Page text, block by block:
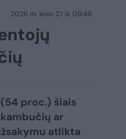
2026 m. kovo 27 d. 09:48
proc.) šiais
ar
atlikta